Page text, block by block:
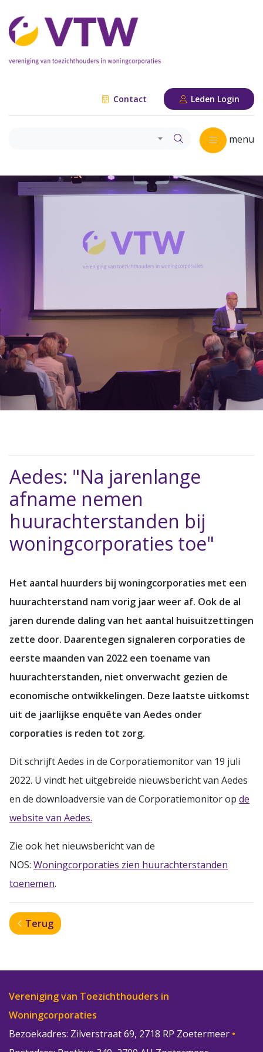
Contact Leden Login
menu
Aedes: "Na jarenlange
afname nemen
huurachterstanden bij
woningcorporaties toe"
Het aantal huurders bij woningcorporaties met een
huurachterstand nam vorig jaar weer af. Ook de al
jaren durende daling van het aantal huisuitzettingen
zette door. Daarentegen signaleren corporaties de
eerste maanden van 2022 een toename van
huurachterstanden, niet onverwacht gezien de
economische ontwikkelingen. Deze laatste uitkomst
uit de jaarlijkse enquête van Aedes onder
corporaties is reden tot zorg.
Dit schrijft Aedes in de Corporatiemonitor van 19 juli
2022. U vindt het uitgebreide nieuwsbericht van Aedes
en de downloadversie van de Corporatiemonitor op de
website van Aedes.
Zie ook het nieuwsbericht van de
NOS: Woningcorporaties zien huurachterstanden
toenemen.
Terug
Vereniging van Toezichthouders in
Woningcorporaties
Bezoekadres: Zilverstraat 69, 2718 RP Zoetermeer •